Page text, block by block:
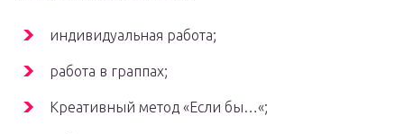
индивидуальная работа;
работа в граппах;
Креативный метод «Если бы…«;